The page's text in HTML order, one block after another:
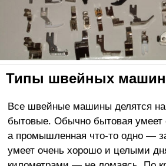
Типы швейных машин
Все швейные машины делятся
бытовые. Обычно бытовая умеет
а промышленная что-то одно —
умеет очень хорошо и целыми